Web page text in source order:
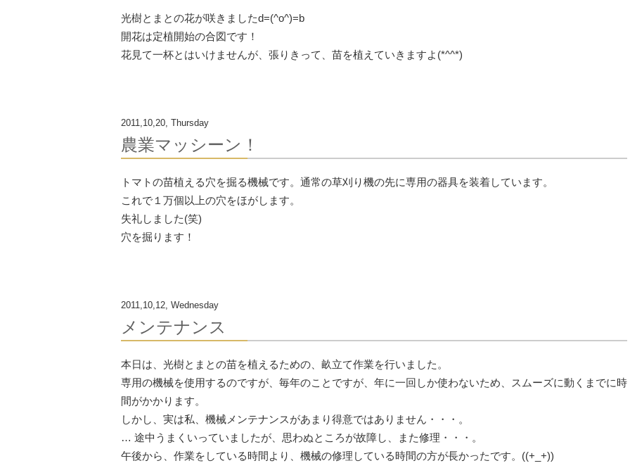
光樹とまとの花が咲きましたd=(^o^)=b
開花は定植開始の合図です！
花見て一杯とはいけませんが、張りきって、苗を植えていきますよ(*^^*)
2011,10,20, Thursday
農業マッシーン！
トマトの苗植える穴を掘る機械です。通常の草刈り機の先に専用の器具を装着しています。
これで１万個以上の穴をほがします。
失礼しました(笑)
穴を掘ります！
2011,10,12, Wednesday
メンテナンス
本日は、光樹とまとの苗を植えるための、畝立て作業を行いました。
専用の機械を使用するのですが、毎年のことですが、年に一回しか使わないため、スムーズに動くまでに時
間がかかります。
しかし、実は私、機械メンテナンスがあまり得意ではありません・・・。
… 途中うまくいっていましたが、思わぬところが故障し、また修理・・・。
午後から、作業をしている時間より、機械の修理している時間の方が長かったです。((+_+))